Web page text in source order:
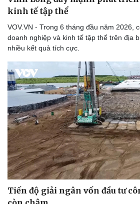
Vụ án
Tin nóng
Tư vấn luật
Quân
Vũ
Việt
Phân
kinh tế tập thể
VOV.VN - Trong 6 tháng đầu năm 2026,
doanh nghiệp và kinh tế tập thể trên địa
nhiều kết quả tích cực.
Tiến độ giải ngân vốn đầu tư